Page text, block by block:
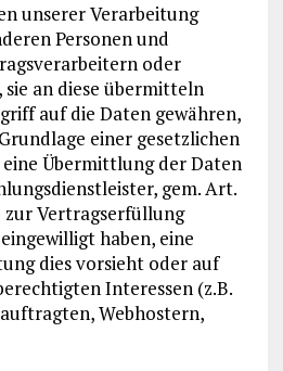
unserer Verarbeitung
Personen und
oder
an diese übermitteln
auf die Daten gewähren,
einer gesetzlichen
eine Übermittlung der Daten
gem. Art.
zur Vertragserfüllung
haben, eine
dies vorsieht oder auf
Interessen (z.B.
Webhostern,